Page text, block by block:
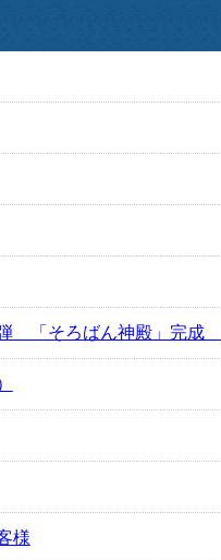
「そろばん神殿」完成
様